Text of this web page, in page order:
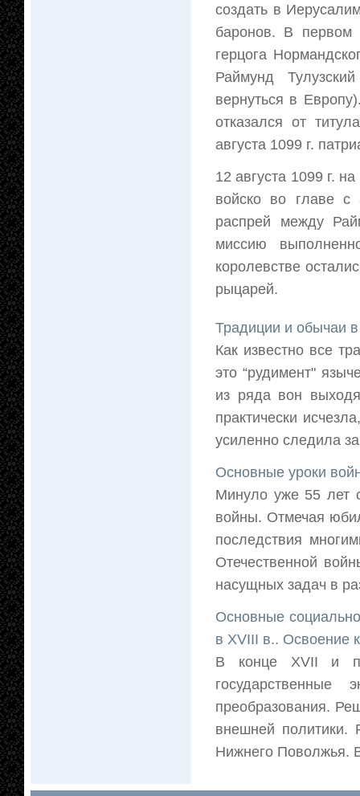
создать в
баронов. В первом
герцога
Раймунд
вернуться в
отказался от
августа 1099 г.
12 августа 1099 г.
войско во главе
распрей между
миссию
королевстве
рыцарей.
Традиции и обычаи
Как известно все
это “рудимент"
из ряда вон
практически
усиленно следила
Основные уроки
Минуло уже 55 лет
войны. Отмечая
последствия
Отечественной
насущных задач в
Основные
в XVIII в.. Освоение
В конце XVII и
государственные
преобразования.
внешней политики.
Нижнего Поволжья.